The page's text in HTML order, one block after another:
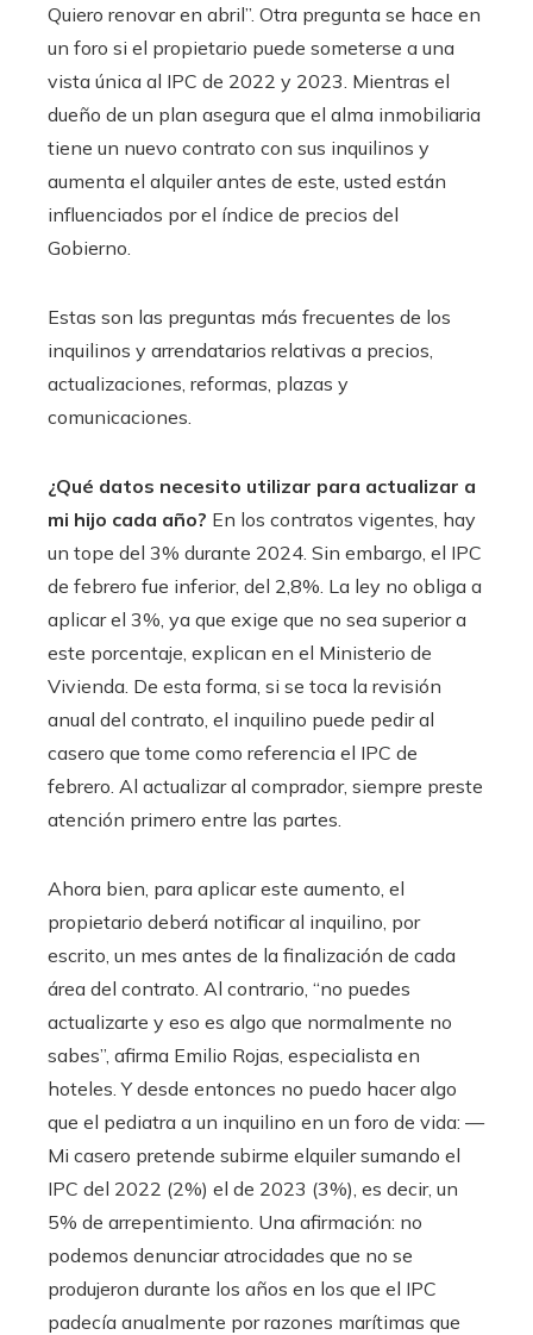
Quiero renovar en abril”. Otra pregunta se hace en
un foro si el propietario puede someterse a una
vista única al IPC de 2022 y 2023. Mientras el
dueño de un plan asegura que el alma inmobiliaria
tiene un nuevo contrato con sus inquilinos y
aumenta el alquiler antes de este, usted están
influenciados por el índice de precios del
Gobierno.
Estas son las preguntas más frecuentes de los
inquilinos y arrendatarios relativas a precios,
actualizaciones, reformas, plazas y
comunicaciones.
¿Qué datos necesito utilizar para actualizar a
mi hijo cada año? En los contratos vigentes, hay
un tope del 3% durante 2024. Sin embargo, el IPC
de febrero fue inferior, del 2,8%. La ley no obliga a
aplicar el 3%, ya que exige que no sea superior a
este porcentaje, explican en el Ministerio de
Vivienda. De esta forma, si se toca la revisión
anual del contrato, el inquilino puede pedir al
casero que tome como referencia el IPC de
febrero. Al actualizar al comprador, siempre preste
atención primero entre las partes.
Ahora bien, para aplicar este aumento, el
propietario deberá notificar al inquilino, por
escrito, un mes antes de la finalización de cada
área del contrato. Al contrario, “no puedes
actualizarte y eso es algo que normalmente no
sabes”, afirma Emilio Rojas, especialista en
hoteles. Y desde entonces no puedo hacer algo
que el pediatra a un inquilino en un foro de vida: —
Mi casero pretende subirme elquiler sumando el
IPC del 2022 (2%) el de 2023 (3%), es decir, un
5% de arrepentimiento. Una afirmación: no
podemos denunciar atrocidades que no se
produjeron durante los años en los que el IPC
padecía anualmente por razones marítimas que